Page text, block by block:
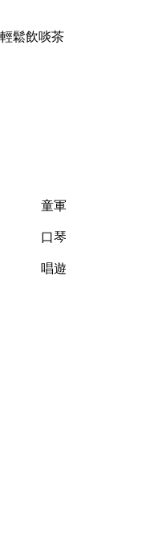
輕鬆飲啖茶
童軍
口琴
唱遊